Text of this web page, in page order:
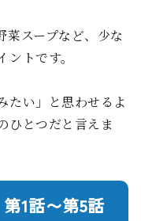
菜スープなど、少な
トです。
たい」と思わせるよ
ひとつだと言えま
1話〜第5話